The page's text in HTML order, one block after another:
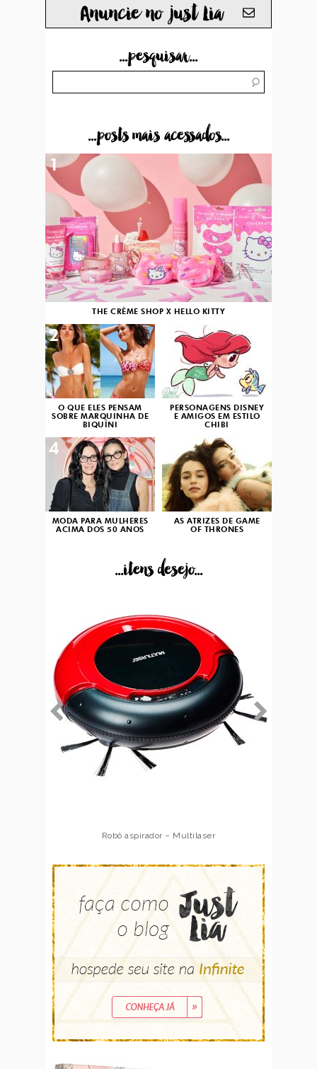
Anuncie no just Lia
...pesquisar...
...posts mais acessados...
THE CRÈME SHOP X HELLO KITTY
1
O QUE ELES PENSAM
SOBRE MARQUINHA DE
BIQUÍNI
2
PERSONAGENS DISNEY
E AMIGOS EM ESTILO
CHIBI
3
MODA PARA MULHERES
ACIMA DOS 50 ANOS
4
AS ATRIZES DE GAME
OF THRONES
...itens desejo...
Robô aspirador – Multilaser